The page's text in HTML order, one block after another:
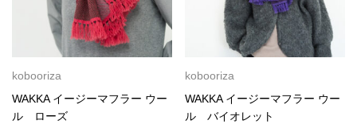
kobooriza
WAKKA イージーマフラー ウー
ル ローズ
kobooriza
WAKKA イージーマフラー ウー
ル バイオレット